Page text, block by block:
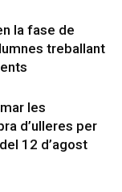
la fase de
treballant
les
d’ulleres per
12 d’agost